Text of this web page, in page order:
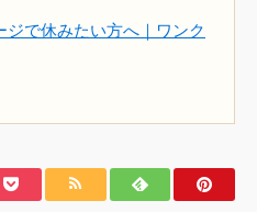
で休みたい方へ｜ワンク